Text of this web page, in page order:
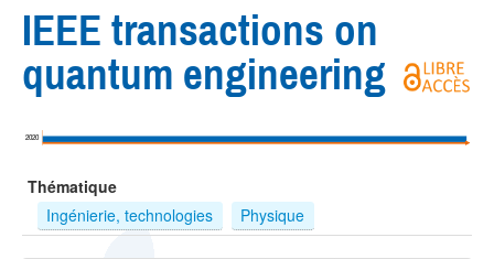
avancée
ES
?
IEEE transactions on
quantum engineering
2020
Thématique
Ingénierie, technologies
Physique